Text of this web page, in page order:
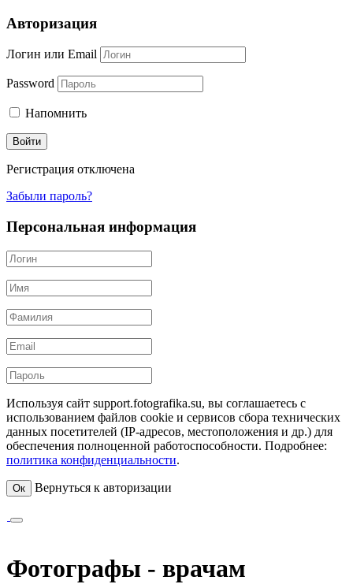
Авторизация
Логин или Email
Password
Напомнить
Регистрация отключена
Забыли пароль?
Персональная информация
Используя сайт support.fotografika.su, вы соглашаетесь с
использованием файлов cookie и сервисов сбора технических
данных посетителей (IP-адресов, местоположения и др.) для
обеспечения полноценной работоспособности. Подробнее:
политика конфиденциальности.
Ок Вернуться к авторизации
Фотографы - врачам